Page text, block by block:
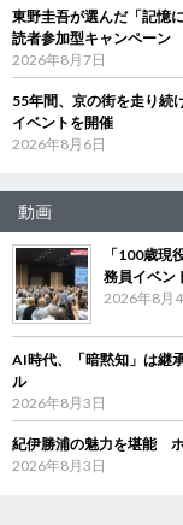
東野圭吾が選んだ「記憶
読者参加型キャンペーン
2026年8月7日
55年間、京の街を走り
イベントを開催
2026年8月6日
動画
「100歳
務員イベン
2026年8月
AI時代、「暗黙知」は継
ル
2026年8月3日
紀伊勝浦の魅力を堪能
2026年8月3日